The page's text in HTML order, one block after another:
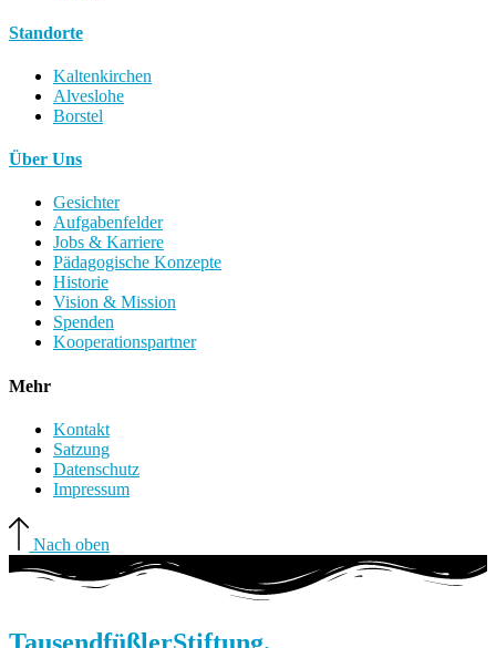
Standorte
Kaltenkirchen
Alveslohe
Borstel
Über Uns
Gesichter
Aufgabenfelder
Jobs & Karriere
Pädagogische Konzepte
Historie
Vision & Mission
Spenden
Kooperationspartner
Mehr
Kontakt
Satzung
Datenschutz
Impressum
Nach oben